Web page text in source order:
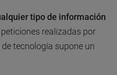
tipo de información
realizadas por
tecnología supone un